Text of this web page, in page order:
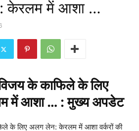
केरलम में आशा …
के काफिले के लिए
में आशा … : मुख्यअपडेट
के लिए अलग लेन: केरलम में आशा वर्करों की